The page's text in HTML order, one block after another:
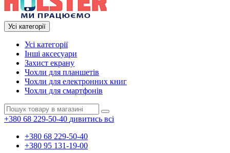
Усі категорії
Усі категорії
Інші аксесуари
Захист екрану
Чохли для планшетів
Чохли для електронних книг
Чохли для смартфонів
+380 68 229-50-40 дивитись всі
+380 68 229-50-40
+380 95 131-19-00